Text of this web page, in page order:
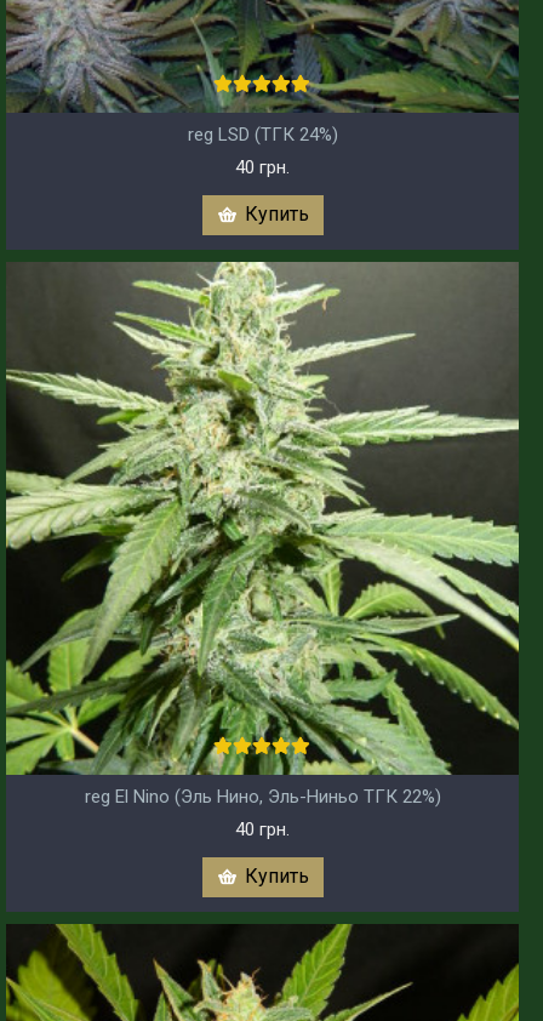
reg LSD (ТГК 24%)
40 грн.
Купить
reg El Nino (Эль Нино, Эль-Ниньо ТГК 22%)
40 грн.
Купить